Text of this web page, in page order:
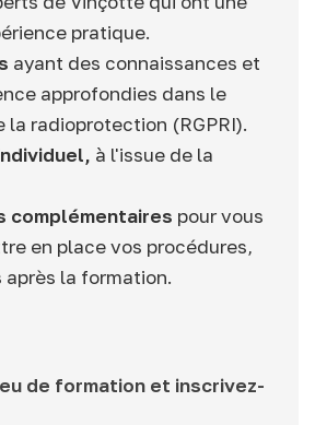
pratique.
ayant des connaissances et
approfondies dans le
la radioprotection (RGPRI).
à l'issue de la
complémentaires pour vous
en place vos procédures,
après la formation.
de formation et inscrivez-